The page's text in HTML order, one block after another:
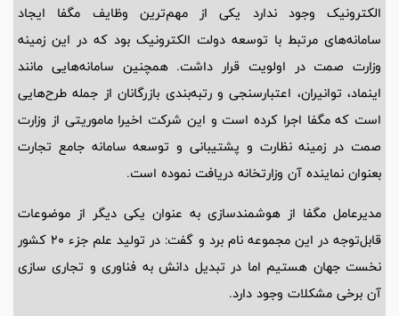
الکترونیک وجود ندارد یکی از مهم‌ترین وظایف مگفا ایجاد
سامانه‌های مرتبط با توسعه دولت الکترونیک بود که در این زمینه
وزارت صمت در اولویت قرار داشت. همچنین سامانه‌هایی مانند
اینماد، توانیران، اعتبارسنجی و رتبه‌بندی بازرگانان از جمله طرح‌هایی
است که مگفا اجرا کرده است و این شرکت اخیرا ماموریتی از وزارت
صمت در زمینه نظارت و پشتیبانی و توسعه سامانه جامع تجارت
بعنوان نماینده آن وزارتخانه دریافت نموده است.
مدیرعامل مگفا از هوشمندسازی به عنوان یکی دیگر از موضوعات
قابل‌توجه در این مجموعه نام برد و گفت: در تولید علم جزء ۲۰ کشور
نخست جهان هستیم اما در تبدیل دانش به فناوری و تجاری سازی
آن برخی مشکلات وجود دارد.